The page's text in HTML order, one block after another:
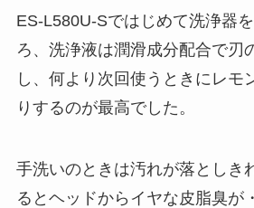
ES-L580U-Sではじめて洗浄器
ろ、洗浄液は潤滑成分配合で刃
し、何より次回使うときにレモ
りするのが最高でした。
手洗いのときは汚れが落としき
るとヘッドからイヤな皮脂臭が